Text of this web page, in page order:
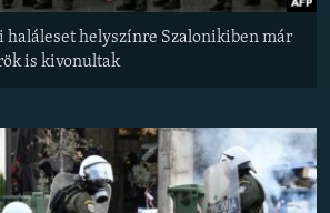
haláleset helyszínre Szalonikiben már
is kivonultak